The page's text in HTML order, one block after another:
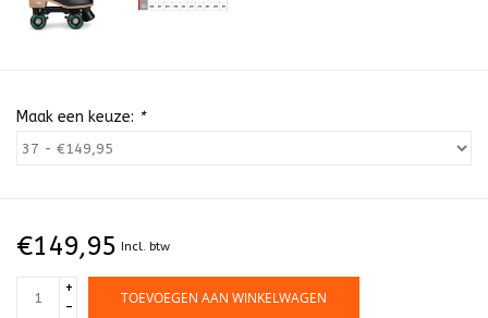
Maak een keuze: *
€149,95 Incl. btw
+
-
TOEVOEGEN AAN WINKELWAGEN